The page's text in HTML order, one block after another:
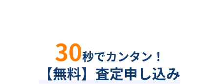
30秒でカンタン！
【無料】査定申し込み